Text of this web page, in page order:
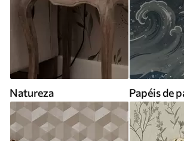
Natureza Papéis de